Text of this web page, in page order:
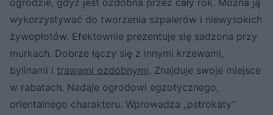
wykorzystywać do tworzenia szpalerów i niewysokich
żywopłotów. Efektownie prezentuje się sadzona przy
murkach. Dobrze łączy się z innymi krzewami,
bylinami i trawami ozdobnymi. Znajduje swoje miejsce
w rabatach. Nadaje ogrodowi egzotycznego,
orientalnego charakteru. Wprowadza „pstrokaty”